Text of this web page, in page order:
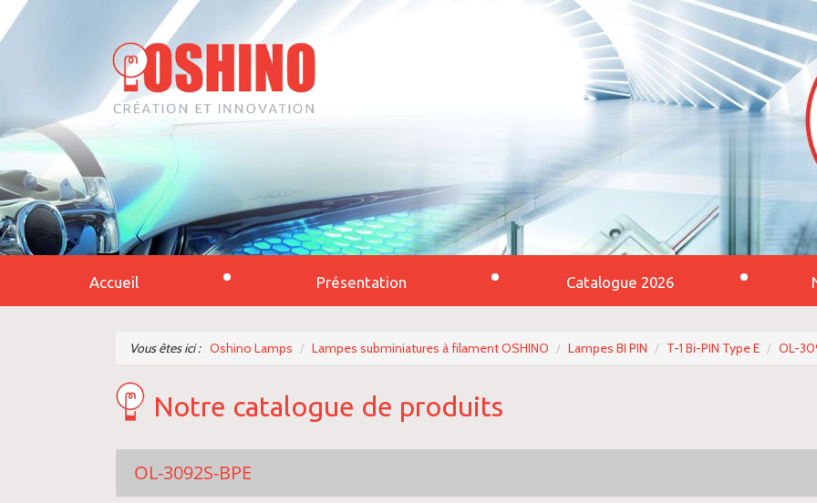
Accueil Présentation Catalogue 2026
Vous êtes ici : Oshino Lamps Lampes subminiatures à filament OSHINO Lampes BI PIN T-1 Bi-PIN Type E OL-
Notre catalogue de produits
OL-3092S-BPE